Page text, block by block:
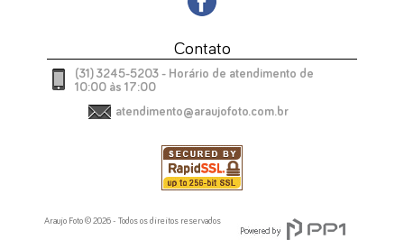
Contato
(31) 3245-5203 - Horário de atendimento de
10:00 às 17:00
atendimento@araujofoto.com.br
Araujo Foto © 2026 - Todos os direitos reservados